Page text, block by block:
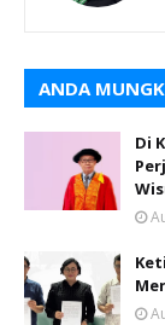
ANDA
Di